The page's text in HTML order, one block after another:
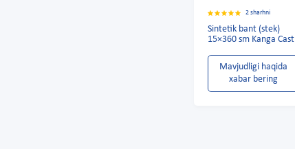
2 sharhni
Sintetik bant (stek)
15×360 sm Kanga Cast
Mavjudligi haqida
xabar bering